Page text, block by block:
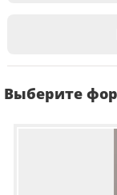
Выберите